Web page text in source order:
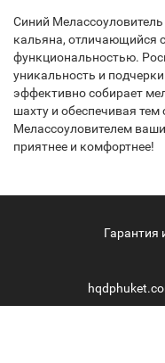
Синий
кальяна, отличающийся
функциональностью.
уникальность и
эффективно собирает
шахту и обеспечивая
Мелассоуловителем
приятнее и комфортнее!
Гарантия